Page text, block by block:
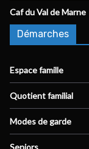
Caf du Val de Marne
Démarches
Espace famille
Quotient familial
Modes de garde
Seniors